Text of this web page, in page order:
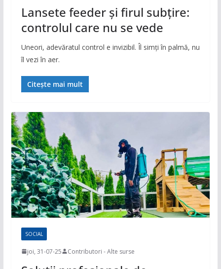
Lansete feeder și firul subțire:
controlul care nu se vede
Uneori, adevăratul control e invizibil. Îl simți în palmă, nu
îl vezi în aer.
Citește mai mult
SOCIAL
joi, 31-07-25 Contributori - Alte surse